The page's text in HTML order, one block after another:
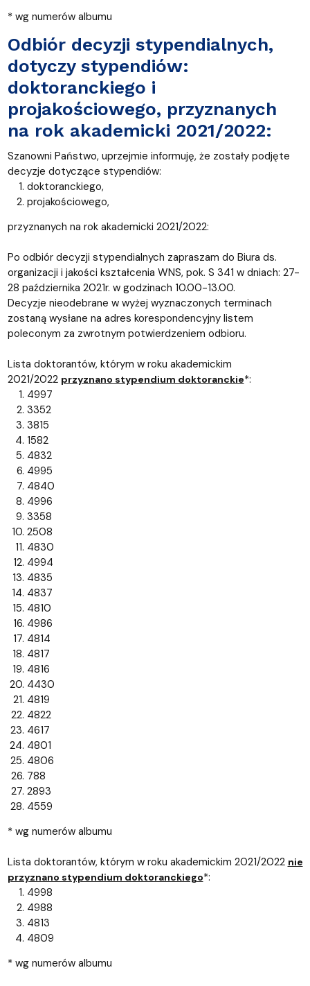
* wg numerów albumu
Odbiór decyzji stypendialnych,
dotyczy stypendiów:
doktoranckiego i
projakościowego, przyznanych
na rok akademicki 2021/2022:
Szanowni Państwo, uprzejmie informuję, że zostały podjęte
decyzje dotyczące stypendiów:
doktoranckiego,
projakościowego,
przyznanych na rok akademicki 2021/2022:
Po odbiór decyzji stypendialnych zapraszam do Biura ds.
organizacji i jakości kształcenia WNS, pok. S 341 w dniach: 27-
28 października 2021r. w godzinach 10.00-13.00.
Decyzje nieodebrane w wyżej wyznaczonych terminach
zostaną wysłane na adres korespondencyjny listem
poleconym za zwrotnym potwierdzeniem odbioru.
Lista doktorantów, którym w roku akademickim
2021/2022 przyznano stypendium doktoranckie*:
4997
3352
3815
1582
4832
4995
4840
4996
3358
2508
4830
4994
4835
4837
4810
4986
4814
4817
4816
4430
4819
4822
4617
4801
4806
788
2893
4559
* wg numerów albumu
Lista doktorantów, którym w roku akademickim 2021/2022 nie
przyznano stypendium doktoranckiego*:
4998
4988
4813
4809
* wg numerów albumu